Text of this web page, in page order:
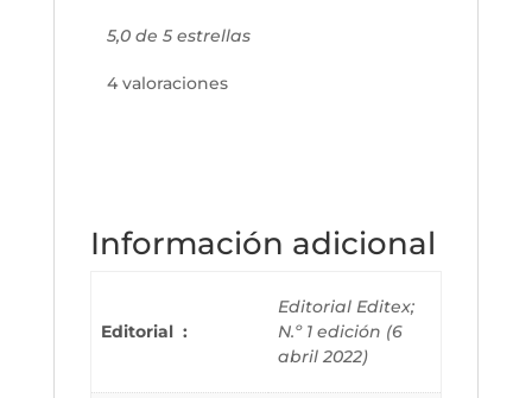
5,0 de 5 estrellas
4 valoraciones
Información adicional
Editorial ‏ : ‎
Editorial Editex;
N.º 1 edición (6
abril 2022)